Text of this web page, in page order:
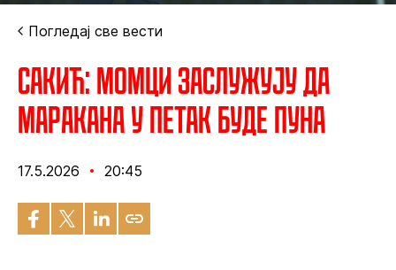
Погледај све вести
Сакић: Момци заслужују да
Маракана у петак буде пуна
17.5.2026 20:45